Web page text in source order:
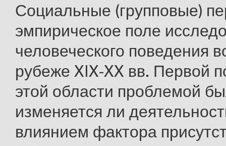
Социальные (групповые)
эмпирическое поле
человеческого поведения
рубеже XIX-XX вв. Первой
этой области проблемой
изменяется ли
влиянием фактора